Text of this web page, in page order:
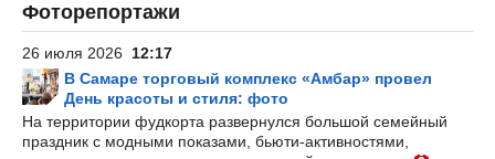
Фоторепортажи
26 июля 2026 12:17
В Самаре торговый комплекс «Амбар» провел
День красоты и стиля: фото
На территории фудкорта развернулся большой семейный
праздник с модными показами, бьюти-активностями,